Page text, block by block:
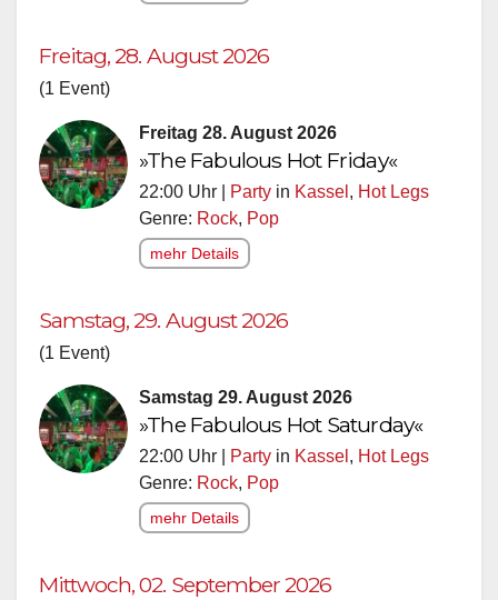
Freitag, 28. August 2026
(1 Event)
Freitag 28. August 2026
»The Fabulous Hot Friday«
22:00 Uhr | Party in Kassel , Hot Legs
Genre: Rock, Pop
mehr Details
Samstag, 29. August 2026
(1 Event)
Samstag 29. August 2026
»The Fabulous Hot Saturday«
22:00 Uhr | Party in Kassel , Hot Legs
Genre: Rock, Pop
mehr Details
Mittwoch, 02. September 2026